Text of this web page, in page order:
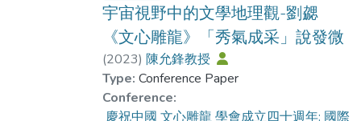
宇宙視野中的文學地理觀-劉勰
《文心雕龍》「秀氣成采」說發微
(2023) 陳允鋒教授
Type: Conference Paper
Conference:
慶祝中國 文心雕龍 學會成立四十週年: 國際